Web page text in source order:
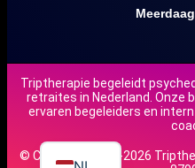
Triptherapie begeleidt
retraites in Nederland. Onze
ervaren begeleiders en
© Copyright 2018-2026
EN
DE